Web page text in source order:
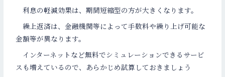
利息の軽減効果は、期間短縮型の方が大きくなります。
繰上返済は、金融機関等によって手数料や繰り上げ可能な
金額等が異なります。
インターネットなど無料でシミュレーションできるサービ
スも増えているので、あらかじめ試算しておきましょう